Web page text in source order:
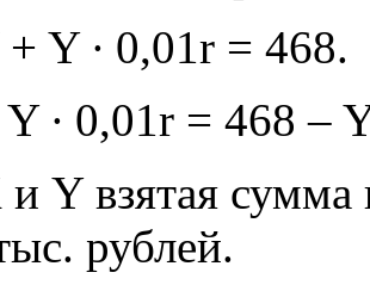
Y ∙ 0,01r = 468.
∙ 0,01r = 468 –
Y взятая
рублей.